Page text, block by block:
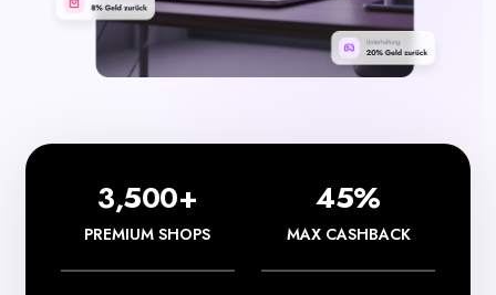
3,500+
PREMIUM SHOPS
45%
MAX CASHBACK